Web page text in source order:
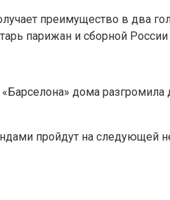
преимущество в два
парижан и сборной
дома
пройдут на следующей